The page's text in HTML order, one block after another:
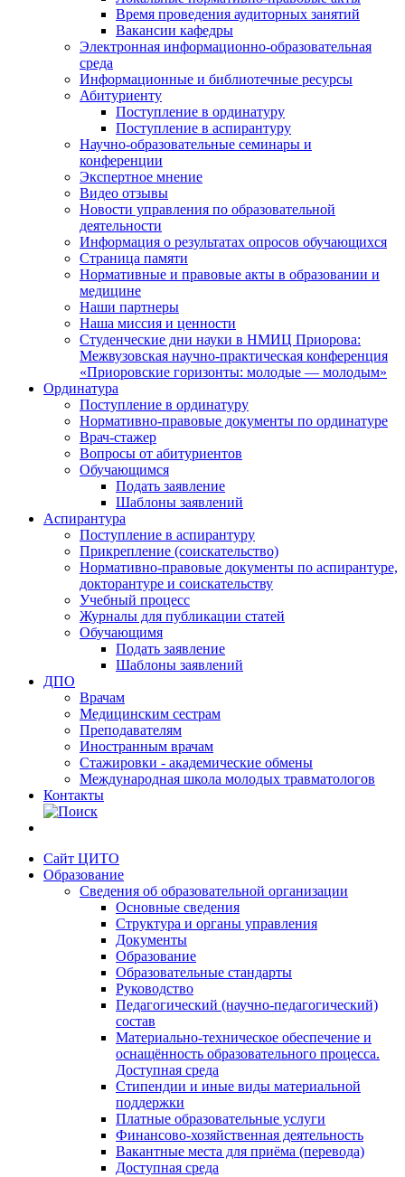
Время проведения аудиторных занятий
Вакансии кафедры
Электронная информационно-образовательная
среда
Информационные и библиотечные ресурсы
Абитуриенту
Поступление в ординатуру
Поступление в аспирантуру
Научно-образовательные семинары и
конференции
Экспертное мнение
Видео отзывы
Новости управления по образовательной
деятельности
Информация о результатах опросов обучающихся
Страница памяти
Нормативные и правовые акты в образовании и
медицине
Наши партнеры
Наша миссия и ценности
Студенческие дни науки в НМИЦ Приорова:
Межвузовская научно-практическая конференция
«Приоровские горизонты: молодые — молодым»
Ординатура
Поступление в ординатуру
Нормативно-правовые документы по ординатуре
Врач-стажер
Вопросы от абитуриентов
Обучающимся
Подать заявление
Шаблоны заявлений
Аспирантура
Поступление в аспирантуру
Прикрепление (соискательство)
Нормативно-правовые документы по аспирантуре,
докторантуре и соискательству
Учебный процесс
Журналы для публикации статей
Обучающимя
Подать заявление
Шаблоны заявлений
ДПО
Врачам
Медицинским сестрам
Преподавателям
Иностранным врачам
Стажировки - академические обмены
Международная школа молодых травматологов
Контакты
Сайт ЦИТО
Образование
Сведения об образовательной организации
Основные сведения
Структура и органы управления
Документы
Образование
Образовательные стандарты
Руководство
Педагогический (научно-педагогический)
состав
Материально-техническое обеспечение и
оснащённость образовательного процесса.
Доступная среда
Стипендии и иные виды материальной
поддержки
Платные образовательные услуги
Финансово-хозяйственная деятельность
Вакантные места для приёма (перевода)
Доступная среда